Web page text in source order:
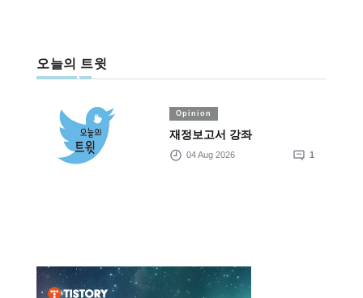
오늘의 트윗
Opinion
재정보고서 강좌
04 Aug 2026 1